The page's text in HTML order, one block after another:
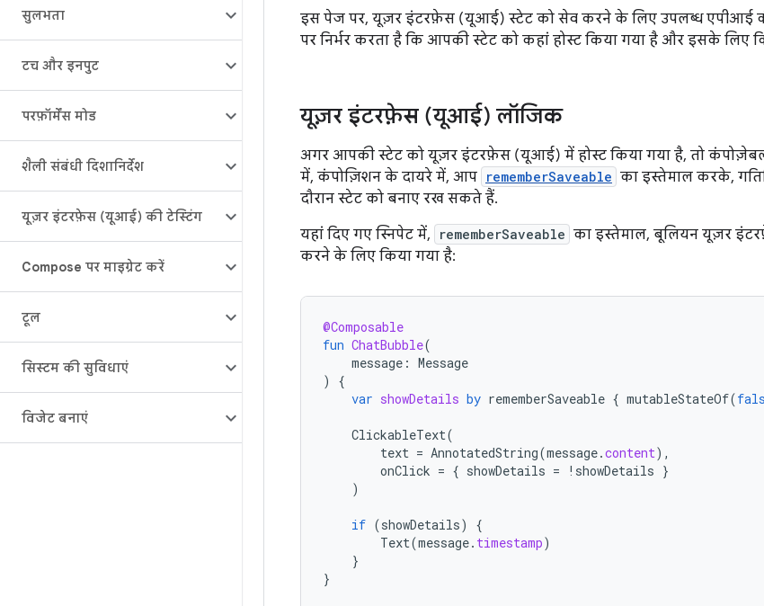
सुलभता
टच और इनपुट
परफ़ॉर्मेंस मोड
शैली संबंधी दिशानिर्देश
यूज़र इंटरफ़ेस (यूआई) की टेस्टिंग
Compose पर माइग्रेट करें
टूल
सिस्टम की सुविधाएं
विजेट बनाएं
इस पेज पर, यूज़र इंटरफ़ेस (यूआई) स्टेट को सेव करने के लिए उपलब्ध एपीआई
पर निर्भर करता है कि आपकी स्टेट को कहां होस्ट किया गया है और इसके
यूज़र इंटरफ़ेस (यूआई) लॉजिक
अगर आपकी स्टेट को यूज़र इंटरफ़ेस (यूआई) में होस्ट किया गया है, तो
में, कंपोज़िशन के दायरे में, आप rememberSaveable का इस्तेमाल करके,
दौरान स्टेट को बनाए रख सकते हैं.
यहां दिए गए स्निपेट में,
rememberSaveable का इस्तेमाल, बूलियन यूज़र
करने के लिए किया गया है:
@Composable
fun ChatBubble(
message : Message
)
{
var showDetails by rememberSaveable { mutableStateOf(
ClickableText(
text = AnnotatedString(message.content),
onClick = { showDetails = ! showDetails }
)
if (showDetails)
{
Text(message. timestamp)
}
}